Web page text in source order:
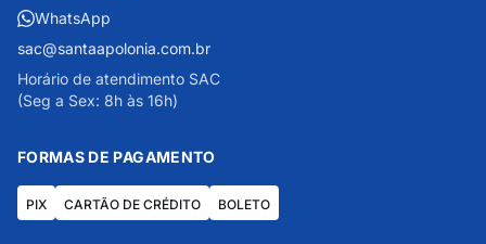
WhatsApp
sac@santaapolonia.com.br
Horário de atendimento SAC
(Seg a Sex: 8h às 16h)
FORMAS DE PAGAMENTO
PIX CARTÃO DE CRÉDITO BOLETO